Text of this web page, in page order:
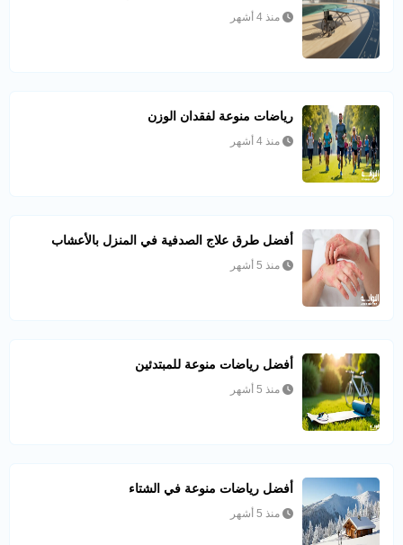
منذ 4 أشهر
رياضات منوعة لفقدان الوزن
منذ 4 أشهر
أفضل طرق علاج الصدفية في المنزل بالأعشاب
منذ 5 أشهر
أفضل رياضات منوعة للمبتدئين
منذ 5 أشهر
أفضل رياضات منوعة في الشتاء
منذ 5 أشهر